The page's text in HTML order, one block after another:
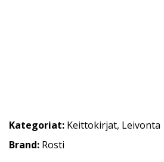
Kategoriat: Keittokirjat, Leivonta
Brand: Rosti